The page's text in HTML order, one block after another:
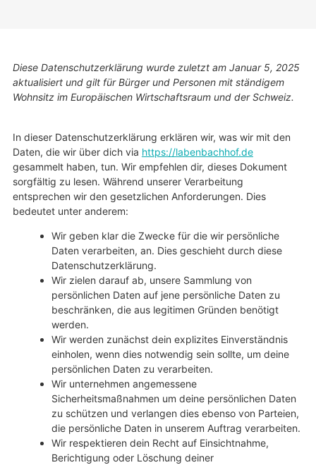
Diese Datenschutzerklärung wurde zuletzt am Januar 5, 2025
aktualisiert und gilt für Bürger und Personen mit ständigem
Wohnsitz im Europäischen Wirtschaftsraum und der Schweiz.
In dieser Datenschutzerklärung erklären wir, was wir mit den
Daten, die wir über dich via https://labenbachhof.de
gesammelt haben, tun. Wir empfehlen dir, dieses Dokument
sorgfältig zu lesen. Während unserer Verarbeitung
entsprechen wir den gesetzlichen Anforderungen. Dies
bedeutet unter anderem:
Wir geben klar die Zwecke für die wir persönliche
Daten verarbeiten, an. Dies geschieht durch diese
Datenschutzerklärung.
Wir zielen darauf ab, unsere Sammlung von
persönlichen Daten auf jene persönliche Daten zu
beschränken, die aus legitimen Gründen benötigt
werden.
Wir werden zunächst dein explizites Einverständnis
einholen, wenn dies notwendig sein sollte, um deine
persönlichen Daten zu verarbeiten.
Wir unternehmen angemessene
Sicherheitsmaßnahmen um deine persönlichen Daten
zu schützen und verlangen dies ebenso von Parteien,
die persönliche Daten in unserem Auftrag verarbeiten.
Wir respektieren dein Recht auf Einsichtnahme,
Berichtigung oder Löschung deiner